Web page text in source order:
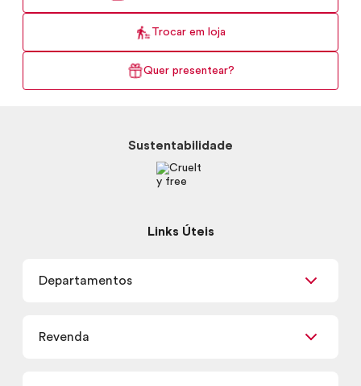
Trocar em loja
Quer presentear?
Sustentabilidade
Links Úteis
Departamentos
Skincare
Revenda